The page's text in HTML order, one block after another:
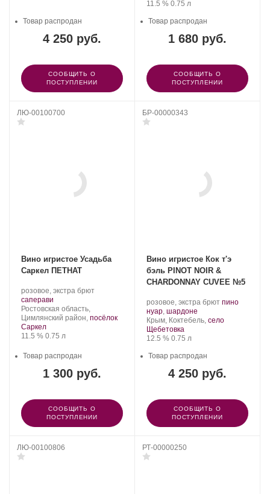
4 250 руб.
Товар распродан
СООБЩИТЬ О
ПОСТУПЛЕНИИ
Крепость
11.5 %. Объем
0.75 л
1 680 руб.
Товар распродан
СООБЩИТЬ О
ПОСТУПЛЕНИИ
ЛЮ-00100700
Вино игристое Усадьба
Саркел ПЕТНАТ
Производитель:
Усадьба
Саркел.
розовое, экстра брют.
саперави
Регион:
Ростовская область,
Цимлянский район, посёлок
Саркел
Крепость
11.5 %. Объем
0.75 л
1 300 руб.
Товар распродан
СООБЩИТЬ О
ПОСТУПЛЕНИИ
БР-00000343
Вино игристое Кок т'э
бэль PINOT NOIR &
CHARDONNAY CUVEE №5
Производитель:
Cock
t'est
belle.
розовое, экстра брют .
винограда:
пино
нуар, шардоне
Регион:
Крым, Коктебель, село
Щебетовка
Крепость
12.5 %. Объем
0.75 л
4 250 руб.
Товар распродан
СООБЩИТЬ О
ПОСТУПЛЕНИИ
ЛЮ-00100806 РТ-00000250